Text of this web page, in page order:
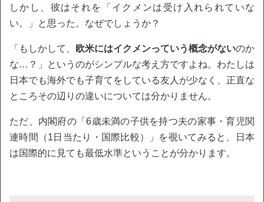
しかし、彼はそれを「イクメンは受け入れられていな
い。」と思った。なぜでしょうか？
「もしかして、 欧米にはイクメンっていう概念がないのか
な…？」というのがシンプルな考え方ですよね。わたしは
日本でも海外でも子育てをしている友人が少なく、正直な
ところその辺りの違いについては分かりません。
ただ、内閣府の「6歳未満の子供を持つ夫の家事・育児関
連時間（1日当たり・国際比較）」を覗いてみると、日本
は国際的に見ても最低水準ということが分かります。